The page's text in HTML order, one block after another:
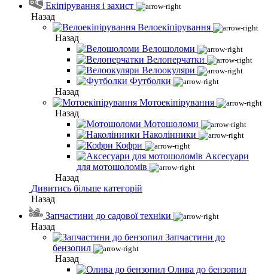
Екіпірування і захист
Назад
Велоекіпірування
Назад
Велошоломи
Велоперчатки
Велоокуляри
Футболки
Назад
Мотоекіпірування
Назад
Мотошоломи
Наколінники
Кофри
Аксесуари
для мотошоломів
Назад
Дивитись більше категорій
Назад
Запчастини до садової техніки
Назад
Запчастини до
бензопил
Назад
Олива до бензопил